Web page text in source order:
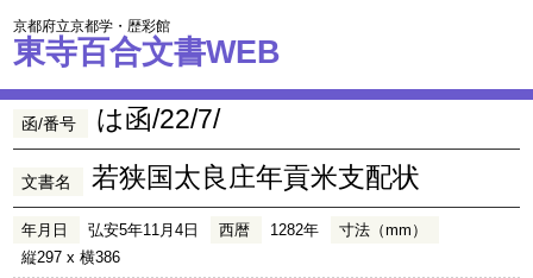
京都府立京都学・歴彩館
東寺百合文書WEB
函/番号 は函/22/7/
文書名 若狭国太良庄年貢米支配状
年月日 弘安5年11月4日 西暦 1282年
寸法（mm）
縦297 x 横386